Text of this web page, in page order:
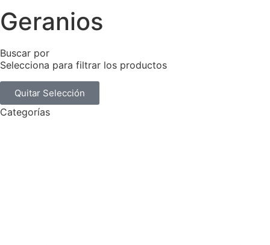
Geranios
Buscar por
Selecciona para filtrar los productos
Quitar Selección
Categorías